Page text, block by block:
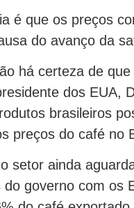
é que os preços
do avanço da
há certeza de
dos EUA,
brasileiros
preços do café no
setor ainda
do governo com os